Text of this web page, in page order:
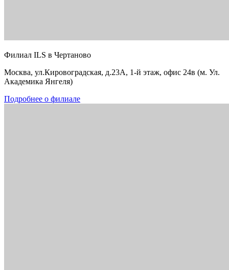
Филиал ILS в Чертаново
Москва, ул.Кировоградская, д.23А, 1-й этаж, офис 24в (м. Ул.
Академика Янгеля)
Подробнее о филиале